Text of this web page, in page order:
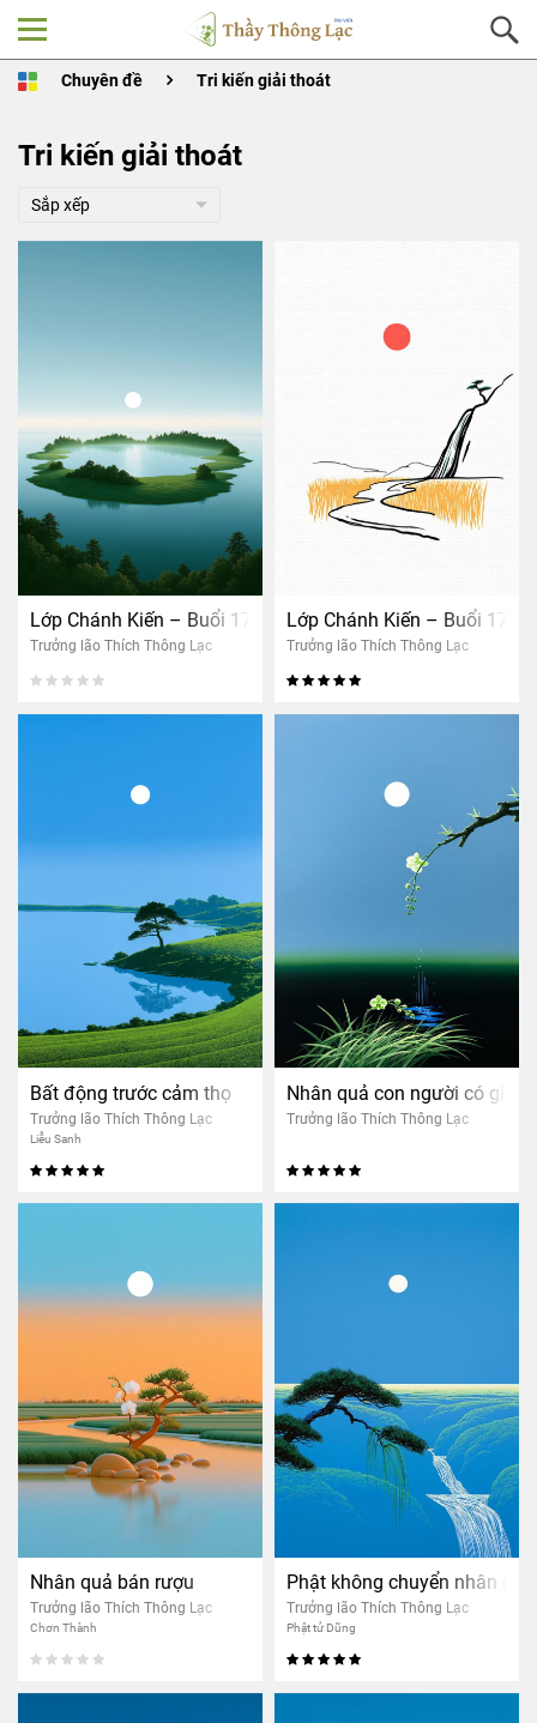
Chuyên đề Tri kiến giải thoát
Tri kiến giải thoát
Lớp Chánh Kiến – Buổi 17: Chánh Niệm Tĩnh Giác (nam)
Trưởng lão Thích Thông Lạc
Lớp Chánh Kiến – Buổi 17:
Trưởng lão Thích Thông Lạc
Bất động trước cảm thọ
Trưởng lão Thích Thông Lạc
Liễu Sanh
Nhân quả con người có
Trưởng lão Thích Thông Lạc
Nhân quả bán rượu
Trưởng lão Thích Thông Lạc
Chơn Thành
Phật không chuyển nhân
Trưởng lão Thích Thông Lạc
Phật tử Dũng